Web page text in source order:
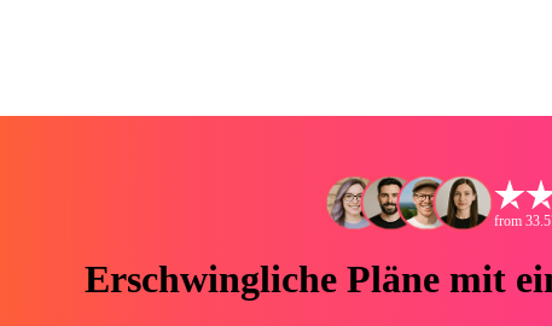
from
Erschwingliche Pläne mit